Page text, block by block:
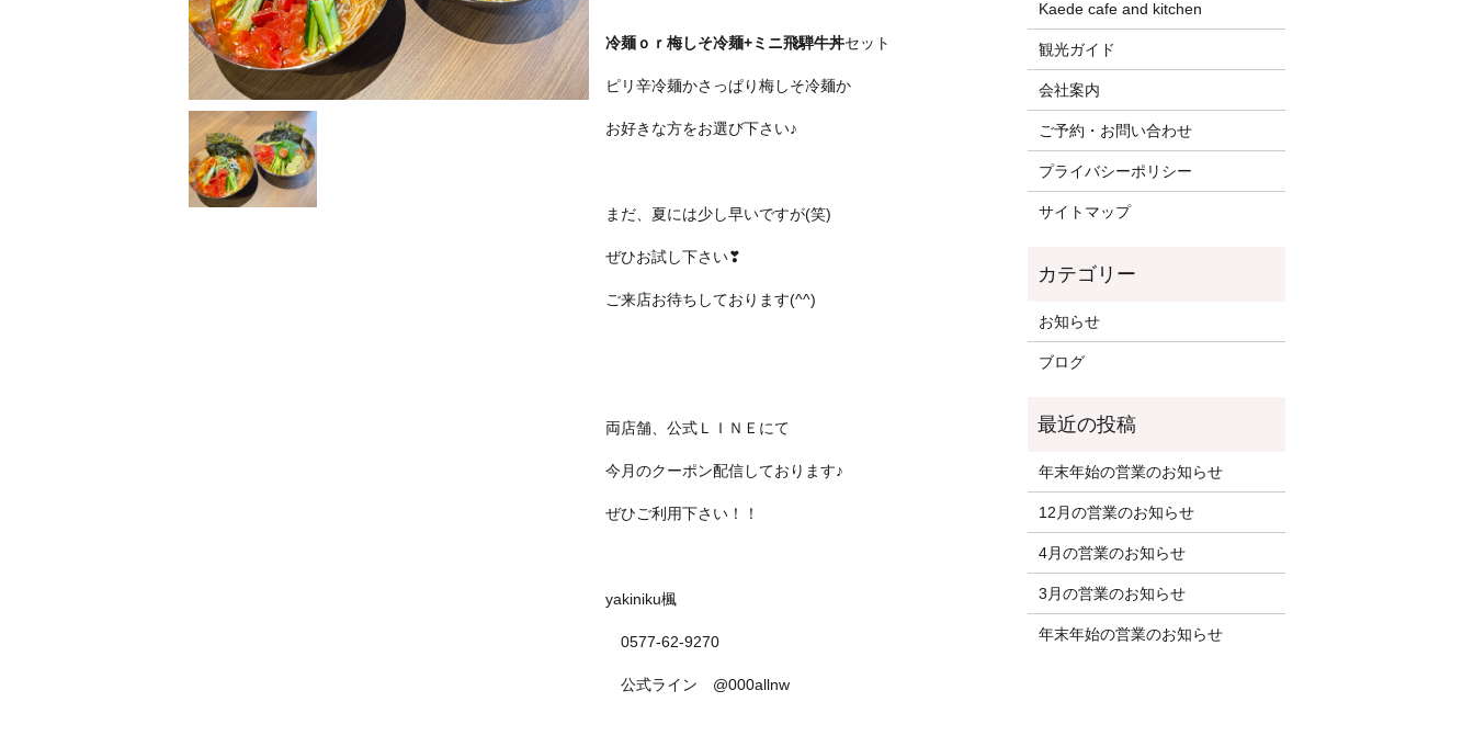
冷麺ｏｒ梅しそ冷麺+ミニ飛騨牛丼セット
ピリ辛冷麺かさっぱり梅しそ冷麺か
お好きな方をお選び下さい♪
まだ、夏には少し早いですが(笑)
ぜひお試し下さい❣
ご来店お待ちしております(^^)
両店舗、公式ＬＩＮＥにて
今月のクーポン配信しております♪
ぜひご利用下さい！！
yakiniku楓
0577-62-9270
公式ライン @000allnw
Kaede cafe and kitchen
観光ガイド
会社案内
ご予約・お問い合わせ
プライバシーポリシー
サイトマップ
お知らせ
ブログ
年末年始の営業のお知らせ
12月の営業のお知らせ
4月の営業のお知らせ
3月の営業のお知らせ
年末年始の営業のお知らせ